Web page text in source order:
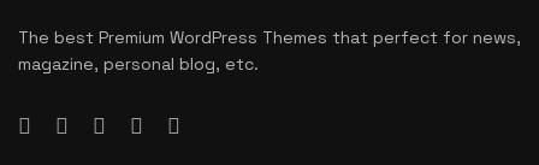
The best Premium WordPress Themes that perfect for news,
magazine, personal blog, etc.